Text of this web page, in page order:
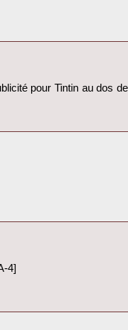
pour Tintin au dos
4]‎